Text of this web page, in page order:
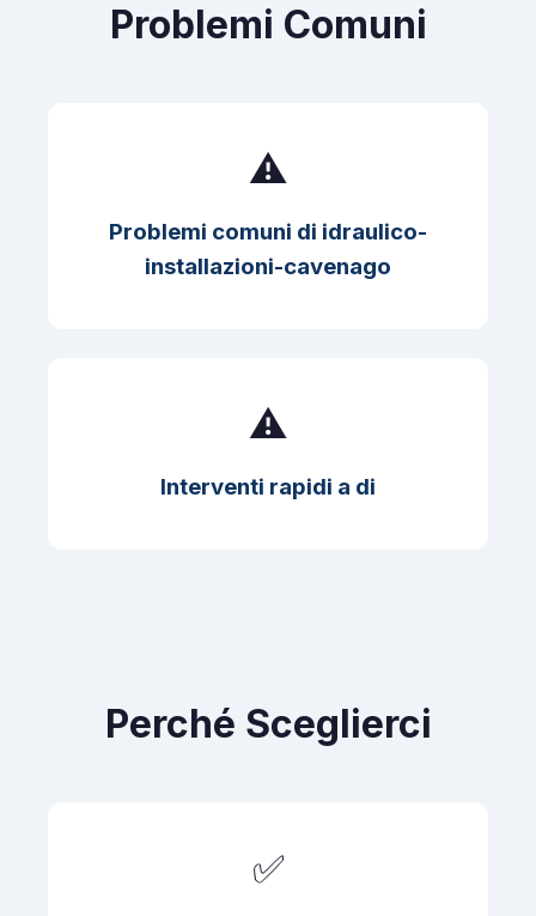
Problemi Comuni
⚠️
Problemi comuni di idraulico-
installazioni-cavenago
⚠️
Interventi rapidi a di
Perché Sceglierci
✅